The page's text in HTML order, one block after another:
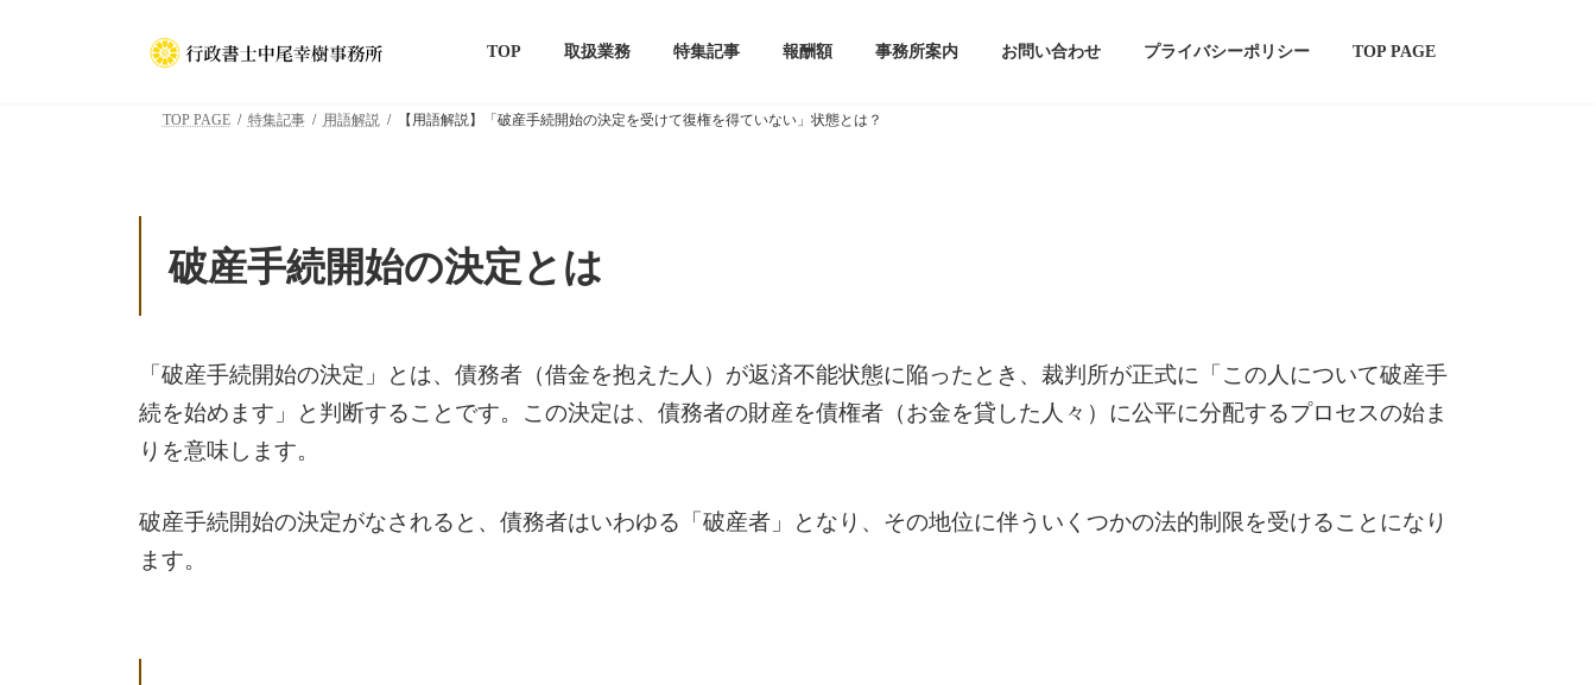
TOP 取扱業務 特集記事 報酬額 事務所案内 お問い合わせ プライバシーポリシー TOP PAGE
TOP PAGE 特集記事 用語解説 【用語解説】「破産手続開始の決定を受けて復権を得ていない」状態とは？
破産手続開始の決定とは
「破産手続開始の決定」とは、債務者（借金を抱えた人）が返済不能状態に陥ったとき、裁判所が正式に「この人について破産手
続を始めます」と判断することです。この決定は、債務者の財産を債権者（お金を貸した人々）に公平に分配するプロセスの始ま
りを意味します。
破産手続開始の決定がなされると、債務者はいわゆる「破産者」となり、その地位に伴ういくつかの法的制限を受けることになり
ます。